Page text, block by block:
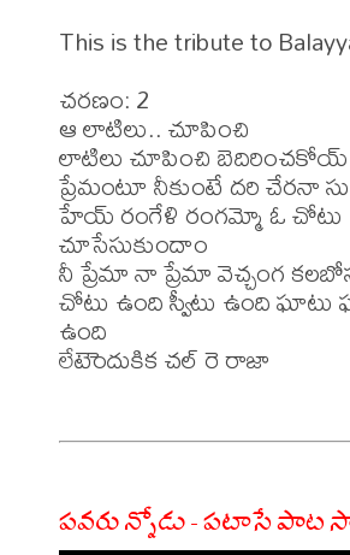
This is the tribute to
చరణం: 2
ఆ లాటిలు.. చూపించి
లాటిలు చూపించి బెదిరించకోయ్
ప్రేమంటూ నీకుంటే దరి చేరనా
హేయ్ రంగేళి రంగమ్మో ఓ చోటు
చూసేసుకుందాం
నీ ప్రేమా నా ప్రేమా వెచ్చంగ
చోటు ఉంది స్వీటు ఉంది
ఉంది
లేటెెందుకిక చల్ రె రాజా
పవరు న్నోడు - పటాసే పాట